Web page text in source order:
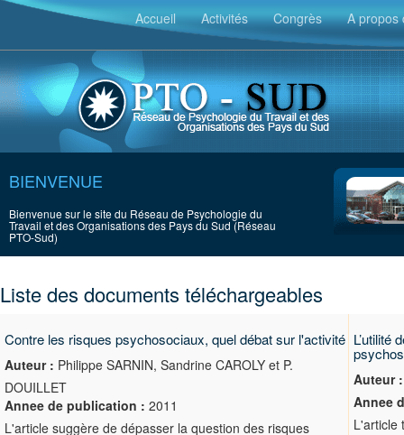
Accueil Activités Congrès A propos
BIENVENUE
Bienvenue sur le site du Réseau de Psychologie du
Travail et des Organisations des Pays du Sud (Réseau
PTO-Sud)
Liste des documents téléchargeables
Contre les risques psychosociaux, quel débat sur l'activité
Auteur : Philippe SARNIN, Sandrine CAROLY et P.
DOUILLET
Annee de publication : 2011
L'article suggère de dépasser la question des risques
L’utilité
Auteur :
Annee
L'article